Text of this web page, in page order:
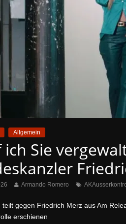
Allgemein
ich Sie
Armando Romero
teilt gegen Friedrich Merz aus Am
erschienen